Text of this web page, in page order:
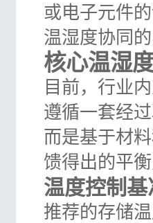
或电子元件
温湿度协同
核心温湿
目前，行业
遵循一套经
而是基于材
馈得出的平
温度控制基
推荐的存储